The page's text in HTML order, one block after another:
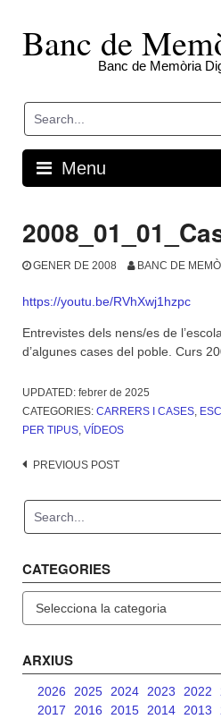
contentBanc de
Banc de Memòria
Menu
GENER DE 2008 BANC DE
https://youtu.be/RVhXwj1hzpc
Entrevistes dels nens/es de
d’algunes cases del poble. Curs
UPDATED: febrer de 2025
CATEGORIES: CARRERS I CASES,
PER TIPUS, VÍDEOS
Post
PREVIOUS POST
CATEGORIES
ARXIUS
2026 2025 2024 2023 2022
2017
2016 2015 2014 2013